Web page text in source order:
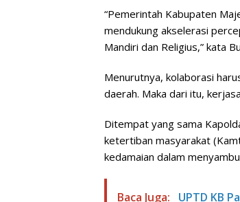
“Pemerintah Kabupaten
mendukung akselerasi
Mandiri dan Religius,” kata
Menurutnya, kolaborasi
daerah. Maka dari itu,
Ditempat yang sama
ketertiban masyarakat
kedamaian dalam
Baca Juga:
UPTD KB